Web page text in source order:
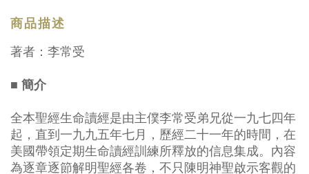
商品描述
著者：李常受
■ 簡介
全本聖經生命讀經是由主僕李常受弟兄從一九七四年
起，直到一九九五年七月，歷經二十一年的時間，在
美國帶領定期生命讀經訓練所釋放的信息集成。內容
為逐章逐節解明聖經各卷，不只陳明神聖啟示客觀的